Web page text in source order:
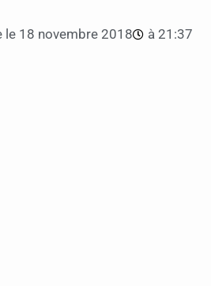
le 18 novembre 2018 à 21:37